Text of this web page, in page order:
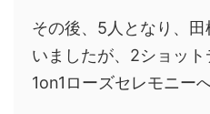
その後、5人となり、
いましたが、2ショット
1on1ローズセレモニーへ